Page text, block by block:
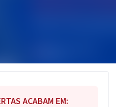
ACABAM EM: